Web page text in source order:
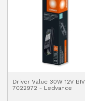
Driver Value 30W 12V
7022972 - Ledvance